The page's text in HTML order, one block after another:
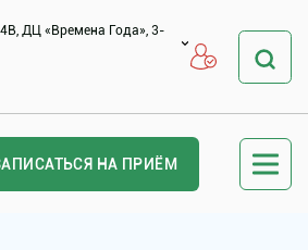
ДЦ «Времена Года», 3-
НА ПРИЁМ